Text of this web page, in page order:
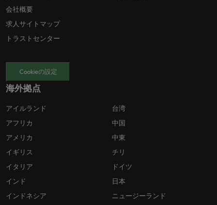
会社概要
求人サイトマップ
トラストセンター
Cookieの設定
海外拠点
アイルランド
アフリカ
アメリカ
イギリス
イタリア
インド
インドネシア
台湾
中国
中東
チリ
ドイツ
日本
ニュージーランド